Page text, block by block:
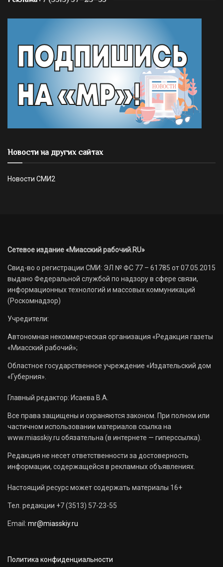
Новости на других сайтах
Новости СМИ2
Сетевое издание «Миасский рабочий.RU»
Свид-во о регистрации СМИ: ЭЛ № ФС 77 – 61785 от 07.05.2015
выдано Федеральной службой по надзору в сфере связи,
информационных технологий и массовых коммуникаций
(Роскомнадзор)
Учредители:
Автономная некоммерческая организация «Редакция газеты
«Миасский рабочий»;
Областное государственное учреждение «Издательский дом
«Губерния».
Главный редактор: Исаева В.А.
Все права защищены и охраняются законом. При полном или
частичном использовании материалов ссылка на
www.miasskiy.ru обязательна (в интернете — гиперссылка).
Редакция не несет ответственности за достоверность
информации, содержащейся в рекламных объявлениях.
Настоящий ресурс может содержать материалы 16+
Тел. редакции +7 (3513) 57-23-55
Email: mr@miasskiy.ru
Политика конфиденциальности